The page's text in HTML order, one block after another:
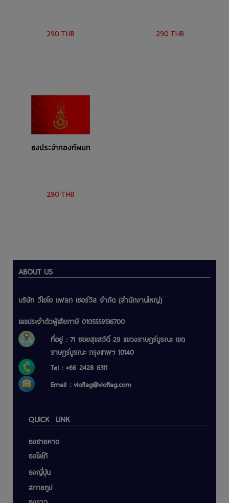
290 THB 290 THB
ธงประจำกองทัพบก
290 THB
ABOUT US
บริษัท วีไอโอ แฟลก เซอร์วิส จำกัด (สำนักงานใหญ่)
เลขประจำตัวผู้เสียภาษี 0105559136700
ที่อยู่ : 71 ซอยสุขสวัดิ์ 29 แขวงราษฎร์บูรณะ เขต
ราษฎร์บูรณะ กรุงเทพฯ 10140
Tel : +66 2428 6311
Email : vioflag@vioflag.com
QUICK LINK
ธงชายหาด
ธงโลโก้
ธงญี่ปุ่น
สกายทูป